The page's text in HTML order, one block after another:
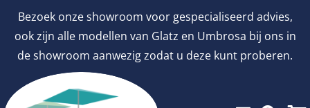
Bezoek onze showroom voor gespecialiseerd advies,
ook zijn alle modellen van Glatz en Umbrosa bij ons in
de showroom aanwezig zodat u deze kunt proberen.
inhoud